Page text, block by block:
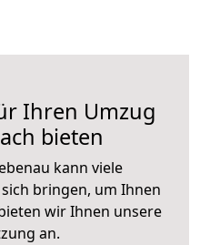
Ihren Umzug
bieten
kann viele
bringen, um Ihnen
wir Ihnen unsere
an.